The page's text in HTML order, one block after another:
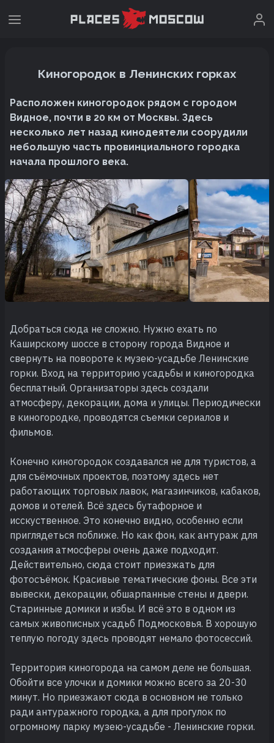
Киногородок в Ленинских горках
Расположен киногородок рядом с городом
Видное, почти в 20 км от Москвы. Здесь
несколько лет назад кинодеятели соорудили
небольшую часть провинциального городка
начала прошлого века.
Добраться сюда не сложно. Нужно ехать по
Каширскому шоссе в сторону города Видное и
свернуть на повороте к музею-усадьбе Ленинские
горки. Вход на территорию усадьбы и киногородка
бесплатный. Организаторы здесь создали
атмосферу, декорации, дома и улицы. Периодически
в киногородке, проводятся съемки сериалов и
фильмов.
Конечно киногородок создавался не для туристов, а
для съёмочных проектов, поэтому здесь нет
работающих торговых лавок, магазинчиков, кабаков,
домов и отелей. Всё здесь бутафорное и
исскуственное. Это конечно видно, особенно если
приглядеться поближе. Но как фон, как антураж для
создания атмосферы очень даже подходит.
Действительно, сюда стоит приезжать для
фотосъёмок. Красивые тематические фоны. Все эти
вывески, декорации, обшарпанные стены и двери.
Старинные домики и избы. И всё это в одном из
самых живописных усадьб Подмосковья. В хорошую
теплую погоду здесь проводят немало фотосессий.
Территория киногорода на самом деле не большая.
Обойти все улочки и домики можно всего за 20-30
минут. Но приезжают сюда в основном не только
ради антуражного городка, а для прогулок по
огромному парку музею-усадьбе - Ленинские горки.